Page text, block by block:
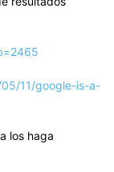
11/google-is-a-
los haga